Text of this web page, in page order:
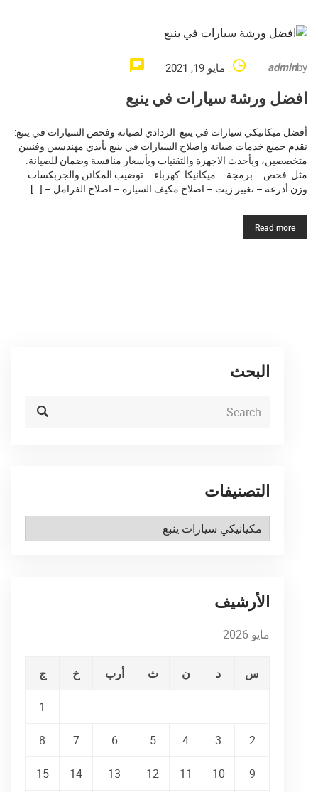
by
admin مايو 19, 2021
افضل ورشة سيارات في ينبع
أفضل ميكانيكي سيارات في ينبع الردادي لصيانة وفحص السيارات في ينبع:
نقدم جميع خدمات صيانة واصلاح السيارات في ينبع بأيدي مهندسين وفنيين
متخصصين، وبأحدث الاجهزة والتقنيات وبأسعار منافسة وضمان للصيانة.
مثل: فحص – برمجة – ميكانيكا- كهرباء – توضيب المكائن والجربكسات –
وزن أذرعة – تغيير زيت – اصلاح مكيف السيارة – اصلاح الفرامل – […]
Read more
البحث
التصنيفات
التصنيفات
الأرشيف
مايو 2026
س د ن ث أرب خ ج
1
2
3
4
5
6
7
8
9
10
11
12
13
14
15